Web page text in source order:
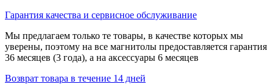
Гарантия качества и сервисное обслуживание
Мы предлагаем только те товары, в качестве которых мы
уверены, поэтому на все магнитолы предоставляется гарантия
36 месяцев (3 года), а на аксессуары 6 месяцев
Возврат товара в течение 14 дней